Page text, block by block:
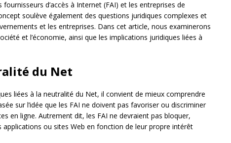
d’accès à Internet (FAI) et les entreprises de
soulève également des questions juridiques complexes et
et les entreprises. Dans cet article, nous examinerons
et l’économie, ainsi que les implications juridiques liées à
du Net
liées à la neutralité du Net, il convient de mieux comprendre
sur l’idée que les FAI ne doivent pas favoriser ou discriminer
en ligne. Autrement dit, les FAI ne devraient pas bloquer,
applications ou sites Web en fonction de leur propre intérêt